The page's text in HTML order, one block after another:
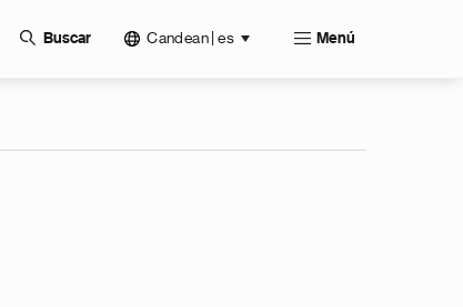
Buscar Candean | es Menú